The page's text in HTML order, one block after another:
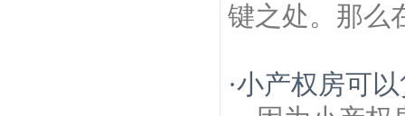
键之处。那么
·小产权房可